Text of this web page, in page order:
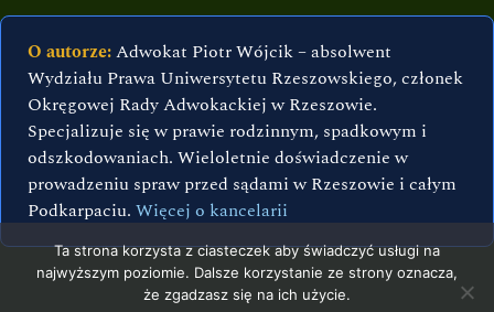
O autorze:Adwokat Piotr Wójcik – absolwent
Wydziału Prawa Uniwersytetu Rzeszowskiego, członek
Okręgowej Rady Adwokackiej w Rzeszowie.
Specjalizuje się w prawie rodzinnym, spadkowym i
odszkodowaniach. Wieloletnie doświadczenie w
prowadzeniu spraw przed sądami w Rzeszowie i całym
Podkarpaciu. Więcej o kancelarii
Ta strona korzysta z ciasteczek aby świadczyć usługi na
najwyższym poziomie. Dalsze korzystanie ze strony oznacza,
że zgadzasz się na ich użycie.